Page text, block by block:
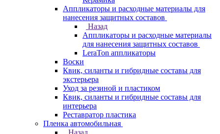
Аппликаторы и расходные материалы для
нанесения защитных составов
Назад
Аппликаторы и расходные материалы
для нанесения защитных составов
LeraTon аппликаторы
Воски
Квик, силанты и гибридные составы для
экстерьера
Уход за резиной и пластиком
Квик, силанты и гибридные составы для
интерьера
Реставратор пластика
Пленка автомобильная
Назад